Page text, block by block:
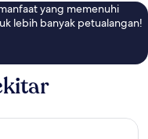
yang memenuhi
lebih banyak petualangan!